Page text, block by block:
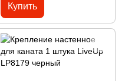
Купить